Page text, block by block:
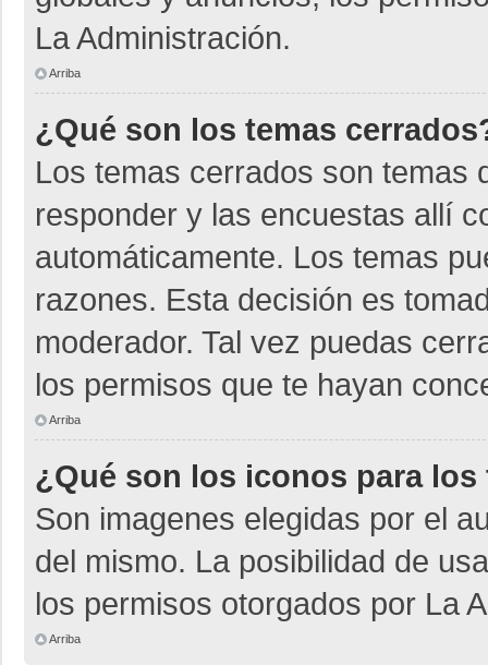
La Administración.
Arriba
¿Qué son los temas
Los temas cerrados son temas
responder y las encuestas allí
automáticamente. Los temas
razones. Esta decisión es
moderador. Tal vez puedas
los permisos que te hayan
Arriba
¿Qué son los iconos para los
Son imagenes elegidas por el
del mismo. La posibilidad de
los permisos otorgados por La
Arriba